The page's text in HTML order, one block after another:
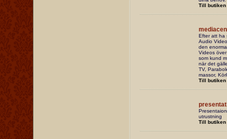
Till butiken
Efter att ha
Audio
den
Videos
som kund
när det
TV,
massor,
Till butiken
utrustning
Till butiken